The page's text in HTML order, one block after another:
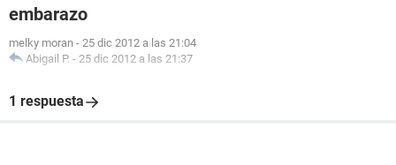
embarazo
melky moran - 25 dic 2012 a las 21:04
Abigail P. - 25 dic 2012 a las 21:37
1 respuesta